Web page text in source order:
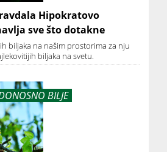
Hipokratovo
sve što dotakne
biljaka na našim prostorima za nju
biljaka na svetu.
BILJE